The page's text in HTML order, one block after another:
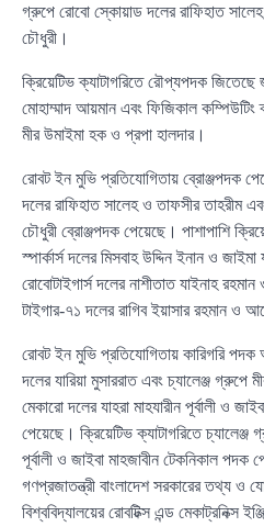
গ্রুপে রোবো স্কোয়াড দলের রাফিহাত
চৌধুরী।
ক্রিয়েটিভ ক্যাটাগরিতে রৌপ্যপদক
মোহাম্মাদ আয়মান এবং ফিজিকাল কম্পিউটিং
মীর উমাইমা হক ও প্রপা হালদার।
রোবট ইন মুভি প্রতিযোগিতায় ব্রোঞ্জপদক
দলের রাফিহাত সালেহ ও তাফসীর তাহরীম
চৌধুরী ব্রোঞ্জপদক পেয়েছে। পাশাপাশি
স্পার্কার্স দলের মিসবাহ উদ্দিন ইনান ও
রোবোটাইগার্স দলের নাশীতাত যাইনাহ
টাইগার-৭১ দলের রাগিব ইয়াসার রহমান ও
রোবট ইন মুভি প্রতিযোগিতায় কারিগরি
দলের যারিয়া মুসাররাত এবং চ্যালেঞ্জ গ্রুপে
মেকারো দলের যাহরা মাহযারীন পূর্বালী ও
পেয়েছে। ক্রিয়েটিভ ক্যাটাগরিতে চ্যালেঞ্জ
পূর্বালী ও জাইবা মাহজাবীন টেকনিকাল পদক
গণপ্রজাতন্ত্রী বাংলাদেশ সরকারের তথ্য ও
বিশ্ববিদ্যালয়ের রোবটিক্স এন্ড মেকাট্রনিক্স